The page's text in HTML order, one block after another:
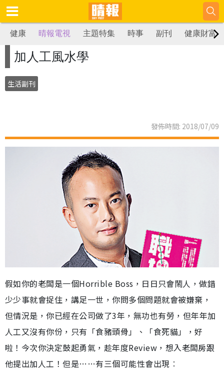
健康 晴報電視 主題特集 時事 副刊 健康財富
加人工風水學
生活副刊
發佈時間: 2018/07/09
假如你的老闆是一個Horrible Boss，日日只會鬧人，做錯
少少事就會捉住，講足一世，你問多個問題就會被嫌棄，
但情況是，你已經在公司做了3年，無功也有勞，但年年加
人工又沒有你份，只有「食豬頭骨」、「食死貓」，好
啦！今次你決定鼓起勇氣，趁年度Review，想入老闆房跟
他提出加人工！但是……有三個可能性會出現︰